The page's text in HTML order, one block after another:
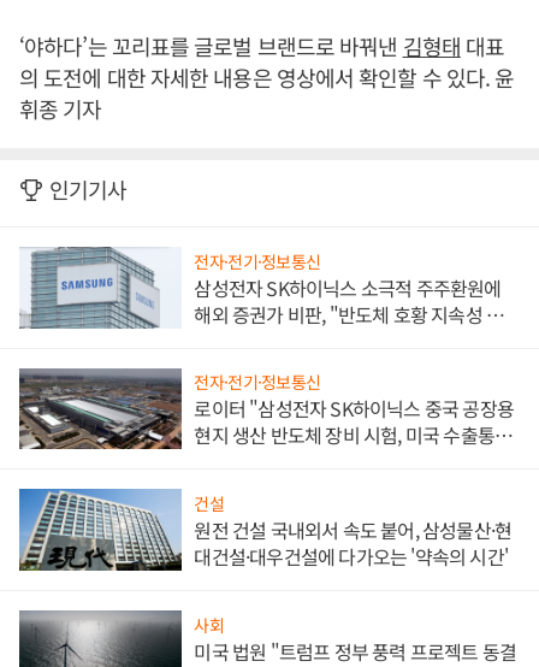
‘야하다’는 꼬리표를 글로벌 브랜드로 바꿔낸 김형태 대표
의 도전에 대한 자세한 내용은 영상에서 확인할 수 있다. 윤
휘종 기자
인기기사
전자·전기·정보통신
삼성전자 SK하이닉스 소극적 주주환원에
해외 증권가 비판, "반도체 호황 지속성 의
전자·전기·정보통신
로이터 "삼성전자 SK하이닉스 중국 공장용
현지 생산 반도체 장비 시험, 미국 수출통제
건설
원전 건설 국내외서 속도 붙어, 삼성물산·현
대건설·대우건설에 다가오는 '약속의 시간'
사회
미국 법원 "트럼프 정부 풍력 프로젝트 동결